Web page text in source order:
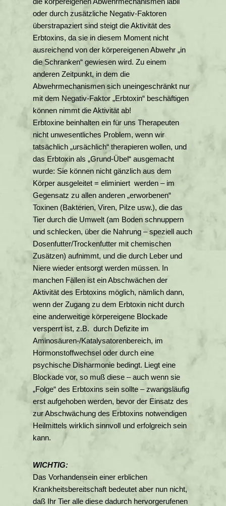
oder durch zusätzliche Negativ-Faktoren
überstrapaziert sind steigt die Aktivität des
Erbtoxins, da sie in diesem Moment nicht
ausreichend von der körpereigenen Abwehr „in
die Schranken“ gewiesen wird. Zu einem
anderen Zeitpunkt, in dem die
Abwehrmechanismen sich uneingeschränkt nur
mit dem Negativ-Faktor „Erbtoxin“ beschäftigen
können nimmt die Aktivität ab!
Erbtoxine beinhalten ein für uns Therapeuten
nicht unwesentliches Problem, wenn wir
tatsächlich „ursächlich“ therapieren wollen, und
das Erbtoxin als „Grund-Übel“ ausgemacht
wurde: Sie können nicht gänzlich aus dem
Körper ausgeleitet = eliminiert werden – im
Gegensatz zu allen anderen „erworbenen“
Toxinen (Bakterien, Viren, Pilze usw.), die das
Tier durch die Umwelt (am Boden schnuppern
und schlecken, über die Nahrung – speziell auch
Dosenfutter/Trockenfutter mit chemischen
Zusätzen) aufnimmt, und die durch Leber und
Niere wieder entsorgt werden müssen. In
manchen Fällen ist ein Abschwächen der
Aktivität des Erbtoxins möglich, nämlich dann,
wenn der Zugang zu dem Erbtoxin nicht durch
eine anderweitige körpereigene Blockade
versperrt ist, z.B. durch Defizite im
Aminosäuren-/Katalysatorenbereich, im
Hormonstoffwechsel oder durch eine
psychische Disharmonie bedingt. Liegt eine
Blockade vor, so muß diese – auch wenn sie
„Folge“ des Erbtoxins sein sollte – zwangsläufig
erst aufgehoben werden, bevor der Einsatz des
zur Abschwächung des Erbtoxins notwendigen
Heilmittels wirklich sinnvoll und erfolgreich sein
kann.
WICHTIG:
Das Vorhandensein einer erblichen
Krankheitsbereitschaft bedeutet aber nun nicht,
daß Ihr Tier alle diese dadurch hervorgerufenen